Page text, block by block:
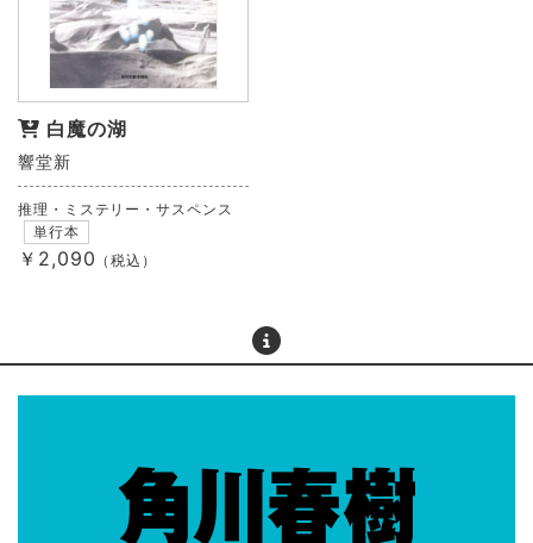
白魔の湖
響堂新
推理・ミステリー・サスペンス
単行本
￥2,090 （税込）